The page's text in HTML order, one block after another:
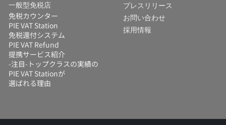
一般型免税店
免税カウンター
PIE VAT Station
免税還付システム
PIE VAT Refund
提携サービス紹介
-注目-トップクラスの実績の
PIE VAT Stationが
選ばれる理由
プレスリリース
お問い合わせ
採用情報